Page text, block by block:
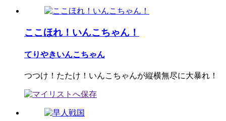
ここほれ！いんこちゃん！
てりやきいんこちゃん
つつけ！たたけ！いんこちゃんが縦横無尽に大暴れ！